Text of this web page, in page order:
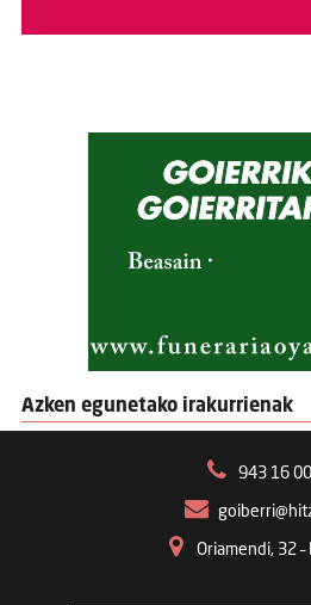
Azken egunetako irakurrienak
943 16
Oriamendi, 32 –